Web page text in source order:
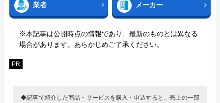
業者 メーカー
※本記事は公開時点の情報であり、最新のものとは異なる
場合があります。あらかじめご了承ください。
PR
◆記事で紹介した商品・サービスを購入・申込すると、売上の一部